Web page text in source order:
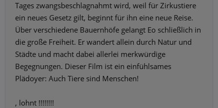
Tages zwangsbeschlagnahmt wird, weil für Zirkustiere
ein neues Gesetz gilt, beginnt für ihn eine neue Reise.
Über verschiedene Bauernhöfe gelangt Eo schließlich in
die große Freiheit. Er wandert allein durch Natur und
Städte und macht dabei allerlei merkwürdige
Begegnungen. Dieser Film ist ein einfühlsames
Plädoyer: Auch Tiere sind Menschen!
, lohnt !!!!!!!!